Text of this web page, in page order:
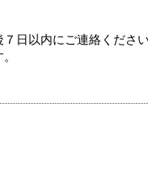
日以内にご連絡くださ